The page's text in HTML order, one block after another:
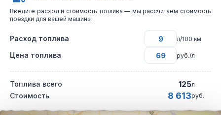
Введите расход и стоимость топлива — мы рассчитаем стоимость
поездки для вашей машины
Расход топлива л/100 км
Цена топлива руб./л
Топлива всего 125л
Стоимость 8 613руб.